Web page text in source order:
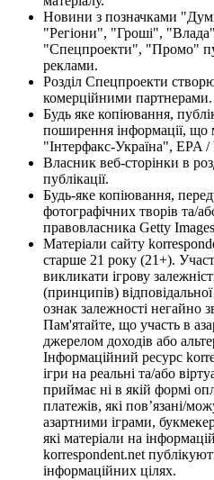
Новини з позначками
"Регіони", "Гроші",
"Спецпроекти", "Промо"
реклами.
Розділ Спецпроекти
комерційними партнерами.
Будь яке копіювання,
поширення інформації, що
"Інтерфакс-Україна", EPA /
Власник веб-сторінки в
публікації.
Будь-яке копіювання,
фотографічних творів та/
правовласника Getty
Матеріали сайту
старше 21 року (21+).
викликати ігрову
(принципів)
ознак залежності негайно
Пам'ятайте, що участь в
джерелом доходів або
Інформаційний ресурс
ігри на реальні та/або
приймає ні в якій формі
платежів, які пов’язані/
азартними іграми,
які матеріали на
korrespondent.net
інформаційних цілях.